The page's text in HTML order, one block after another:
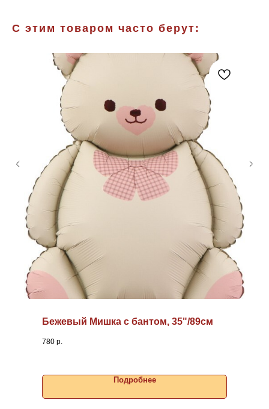
С этим товаром часто берут:
Бежевый Мишка с бантом, 35"/89см
780 р.
Подробнее